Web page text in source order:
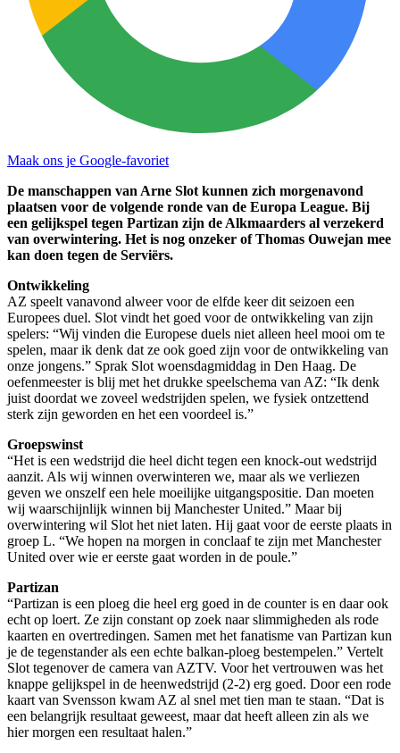
Maak ons je Google-favoriet
De manschappen van Arne Slot kunnen zich morgenavond
plaatsen voor de volgende ronde van de Europa League. Bij
een gelijkspel tegen Partizan zijn de Alkmaarders al verzekerd
van overwintering. Het is nog onzeker of Thomas Ouwejan mee
kan doen tegen de Serviërs.
Ontwikkeling
AZ speelt vanavond alweer voor de elfde keer dit seizoen een
Europees duel. Slot vindt het goed voor de ontwikkeling van zijn
spelers: “Wij vinden die Europese duels niet alleen heel mooi om te
spelen, maar ik denk dat ze ook goed zijn voor de ontwikkeling van
onze jongens.” Sprak Slot woensdagmiddag in Den Haag. De
oefenmeester is blij met het drukke speelschema van AZ: “Ik denk
juist doordat we zoveel wedstrijden spelen, we fysiek ontzettend
sterk zijn geworden en het een voordeel is.”
Groepswinst
“Het is een wedstrijd die heel dicht tegen een knock-out wedstrijd
aanzit. Als wij winnen overwinteren we, maar als we verliezen
geven we onszelf een hele moeilijke uitgangspositie. Dan moeten
wij waarschijnlijk winnen bij Manchester United.” Maar bij
overwintering wil Slot het niet laten. Hij gaat voor de eerste plaats in
groep L. “We hopen na morgen in conclaaf te zijn met Manchester
United over wie er eerste gaat worden in de poule.”
Partizan
“Partizan is een ploeg die heel erg goed in de counter is en daar ook
echt op loert. Ze zijn constant op zoek naar slimmigheden als rode
kaarten en overtredingen. Samen met het fanatisme van Partizan kun
je de tegenstander als een echte balkan-ploeg bestempelen.” Vertelt
Slot tegenover de camera van AZTV. Voor het vertrouwen was het
knappe gelijkspel in de heenwedstrijd (2-2) erg goed. Door een rode
kaart van Svensson kwam AZ al snel met tien man te staan. “Dat is
een belangrijk resultaat geweest, maar dat heeft alleen zin als we
hier morgen een resultaat halen.”